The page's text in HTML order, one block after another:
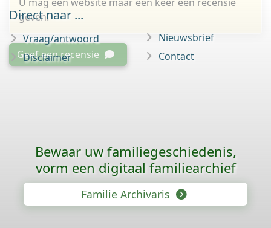
geven.
Geef een recensie
Direct naar ...
Vraag/antwoord
Disclaimer
Nieuwsbrief
Contact
Bewaar uw familie­geschiedenis,
vorm een digitaal familiearchief
Familie Archivaris